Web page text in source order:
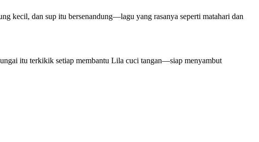
kecil, dan sup itu bersenandung—lagu yang rasanya seperti matahari dan
itu terkikik setiap membantu Lila cuci tangan—siap menyambut